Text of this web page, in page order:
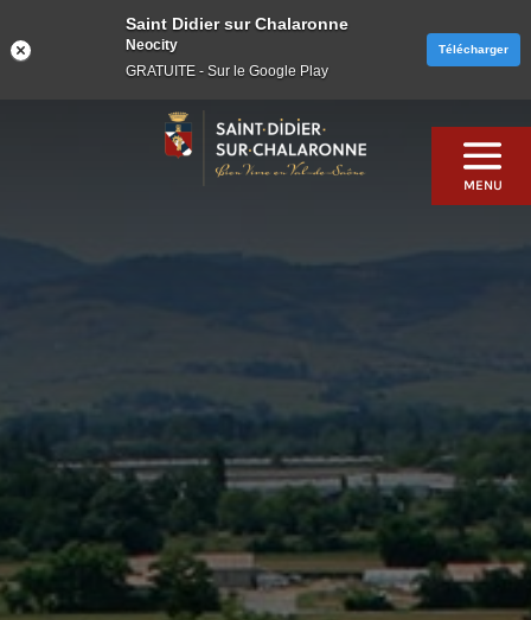
Saint Didier sur Chalaronne
Neocity
GRATUITE - Sur le Google Play
Télécharger